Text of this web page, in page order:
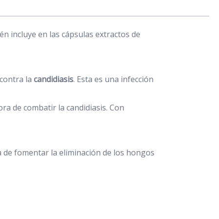
incluye en las cápsulas extractos de
la candidiasis. Esta es una infección
de combatir la candidiasis. Con
fomentar la eliminación de los hongos